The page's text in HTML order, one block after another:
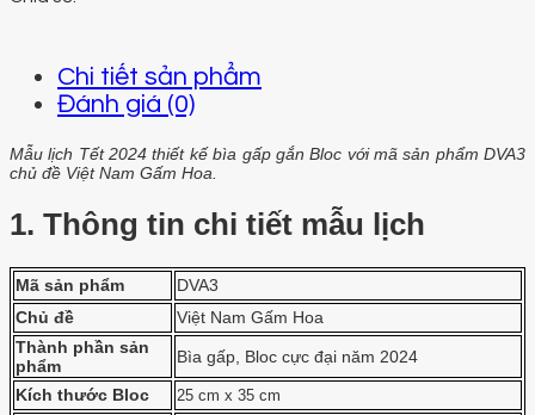
Chi tiết sản phẩm
Đánh giá (0)
Mẫu lịch Tết 2024 thiết kế bìa gấp gắn Bloc với mã sản phẩm DVA3
chủ đề Việt Nam Gấm Hoa.
1. Thông tin chi tiết mẫu lịch
Mã sản phẩm
DVA3
Chủ đề
Việt Nam Gấm Hoa
Thành phần sản
phẩm
Bìa gấp, Bloc cực đại năm 2024
Kích thước Bloc
25 cm x 35 cm